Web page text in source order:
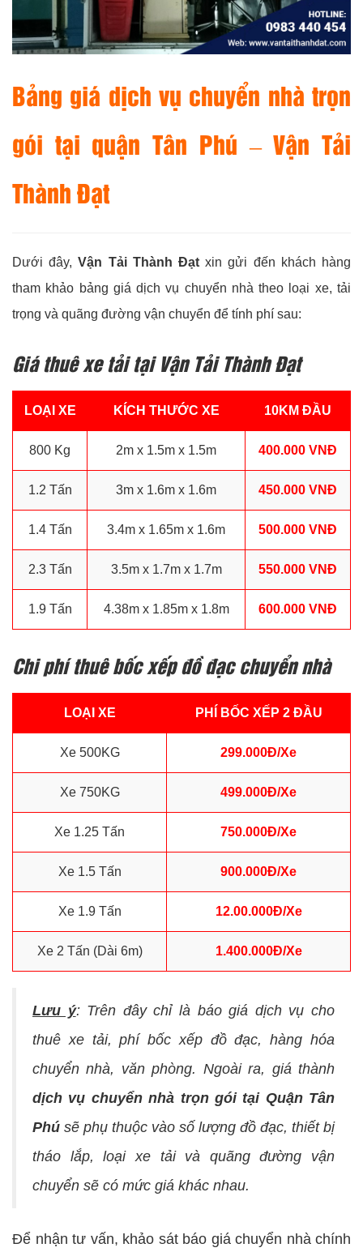
Bảng giá dịch vụ chuyển nhà trọn
gói tại quận Tân Phú –Vận Tải
Thành Đạt
Dưới đây,Vận Tải Thành Đạt xin gửi đến khách hàng
tham khảo bảng giá dịch vụ chuyển nhà theo loại xe, tải
trọng và quãng đường vận chuyển để tính phí sau:
Giá thuê xe tải tạiVận Tải Thành Đạt
LOẠI XE KÍCH THƯỚC XE 10KM ĐẦU
800 Kg 2m x 1.5m x 1.5m 400.000 VNĐ
1.2 Tấn 3m x 1.6m x 1.6m 450.000 VNĐ
1.4 Tấn 3.4m x 1.65m x 1.6m 500.000 VNĐ
2.3 Tấn 3.5m x 1.7m x 1.7m 550.000 VNĐ
1.9 Tấn 4.38m x 1.85m x 1.8m 600.000 VNĐ
Chi phí thuê bốc xếp đồ đạc chuyển nhà
LOẠI XE PHÍ BỐC XẾP 2 ĐẦU
Xe 500KG 299.000Đ/Xe
Xe 750KG 499.000Đ/Xe
Xe 1.25 Tấn 750.000Đ/Xe
Xe 1.5 Tấn 900.000Đ/Xe
Xe 1.9 Tấn 12.00.000Đ/Xe
Xe 2 Tấn (Dài 6m) 1.400.000Đ/Xe
Lưu ý: Trên đây chỉ là báo giá dịch vụ cho
thuê xe tải, phí bốc xếp đồ đạc, hàng hóa
chuyển nhà, văn phòng. Ngoài ra, giá thành
dịch vụ chuyển nhà trọn gói tại Quận Tân
Phú sẽ phụ thuộc vào số lượng đồ đạc, thiết bị
tháo lắp, loại xe tải và quãng đường vận
chuyển sẽ có mức giá khác nhau.
Để nhận tư vấn, khảo sát báo giá chuyển nhà chính